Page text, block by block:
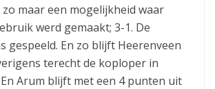
maar een mogelijkheid waar
werd gemaakt; 3-1. De
gespeeld. En zo blijft Heerenveen
terecht de koploper in
En Arum blijft met een 4 punten uit